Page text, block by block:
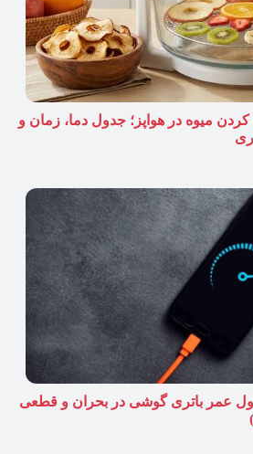
میوه در هواپز؛ جدول دما، زمان و
عمر باتری گوشی در بحران و قطعی